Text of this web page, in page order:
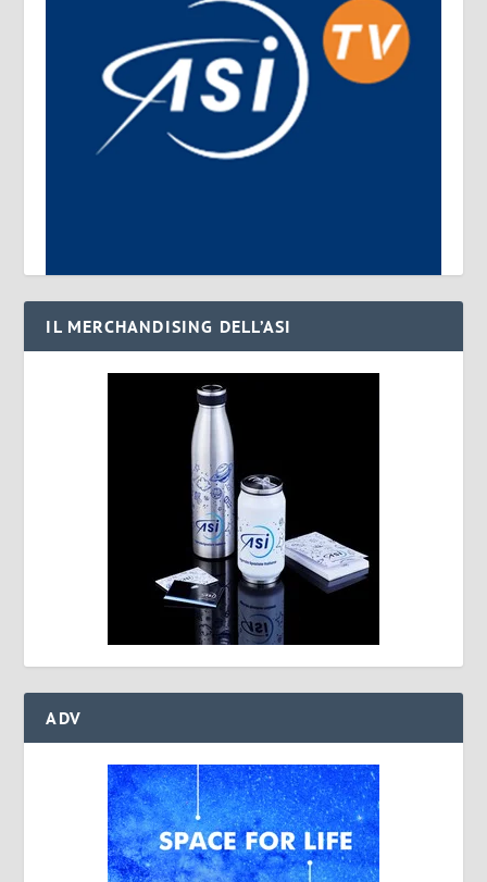
IL MERCHANDISING DELL’ASI
ADV